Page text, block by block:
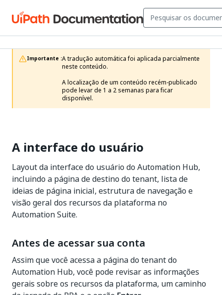
Importante :A tradução automática foi aplicada parcialmente
neste conteúdo.
A localização de um conteúdo recém-publicado
pode levar de 1 a 2 semanas para ficar
disponível.
A interface do usuário
Layout da interface do usuário do Automation Hub,
incluindo a página de destino do tenant, lista de
ideias de página inicial, estrutura de navegação e
visão geral dos recursos da plataforma no
Automation Suite.
Antes de acessar sua conta
Assim que você acessa a página do tenant do
Automation Hub, você pode revisar as informações
gerais sobre os recursos da plataforma, um caminho